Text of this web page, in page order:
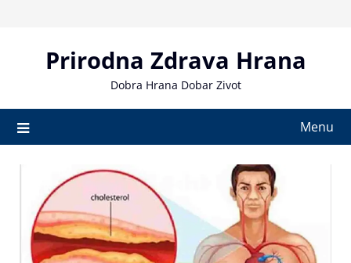
Prirodna Zdrava Hrana
Dobra Hrana Dobar Zivot
Menu